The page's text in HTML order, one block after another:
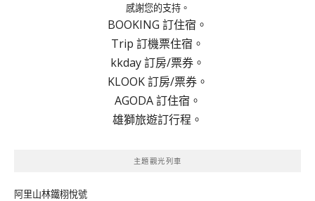
感謝您的支持。
BOOKING 訂住宿。
Trip 訂機票住宿。
kkday 訂房/票券。
KLOOK 訂房/票券。
AGODA 訂住宿。
雄獅旅遊訂行程。
主題觀光列車
阿里山林鐵栩悅號